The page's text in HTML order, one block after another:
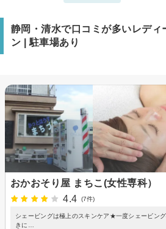
静岡・清水で口コミが多いレディ
ン | 駐車場あり
おかおそり屋 まちこ(女性専科）
4.4
(7件)
シェービングは極上のスキンケア★一度シェービン
きに…